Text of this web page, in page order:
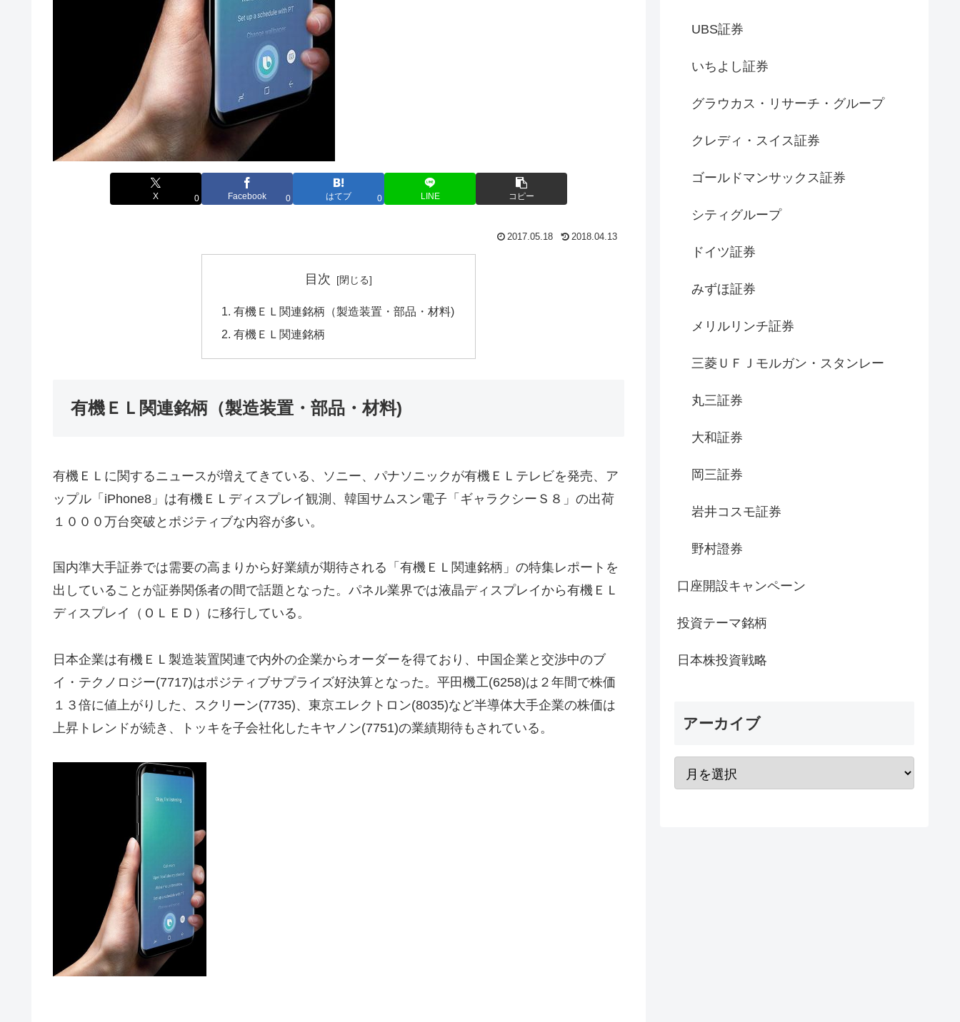
X 0 Facebook 0 はてブ 0 LINE コピー
2017.05.18 2018.04.13
目次
有機ＥＬ関連銘柄（製造装置・部品・材料)
有機ＥＬ関連銘柄
有機ＥＬ関連銘柄（製造装置・部品・材料)
有機ＥＬに関するニュースが増えてきている、ソニー、パナソニックが有機ＥＬテレビを発売、ア
ップル「iPhone8」は有機ＥＬディスプレイ観測、韓国サムスン電子「ギャラクシーＳ８」の出荷
１０００万台突破とポジティブな内容が多い。
国内準大手証券では需要の高まりから好業績が期待される「有機ＥＬ関連銘柄」の特集レポートを
出していることが証券関係者の間で話題となった。パネル業界では液晶ディスプレイから有機ＥＬ
ディスプレイ（ＯＬＥＤ）に移行している。
日本企業は有機ＥＬ製造装置関連で内外の企業からオーダーを得ており、中国企業と交渉中のブ
イ・テクノロジー(7717)はポジティブサプライズ好決算となった。平田機工(6258)は２年間で株価
１３倍に値上がりした、スクリーン(7735)、東京エレクトロン(8035)など半導体大手企業の株価は
上昇トレンドが続き、トッキを子会社化したキヤノン(7751)の業績期待もされている。
UBS証券
いちよし証券
グラウカス・リサーチ・グループ
クレディ・スイス証券
ゴールドマンサックス証券
シティグループ
ドイツ証券
みずほ証券
メリルリンチ証券
三菱ＵＦＪモルガン・スタンレー
丸三証券
大和証券
岡三証券
岩井コスモ証券
野村證券
口座開設キャンペーン
投資テーマ銘柄
日本株投資戦略
アーカイブ